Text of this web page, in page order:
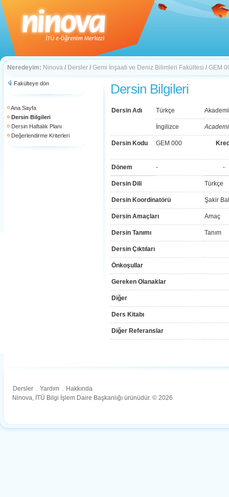
Neredeyim: Ninova / Dersler / Gemi İnşaatı ve Deniz Bilimleri Fakültesi / GEM
Fakülteye dön
Ana Sayfa
Dersin Bilgileri
Dersin Haftalık Planı
Değerlendirme Kriterleri
Dersin Bilgileri
Dersin Adı Türkçe
İngilizce
Dersin Kodu GEM 000
Dönem - -
Dersin Dili Türkçe
Dersin Koordinatörü Şakir Bal
Dersin Amaçları Amaç
Dersin Tanımı Tanım
Dersin Çıktıları
Önkoşullar
Gereken Olanaklar
Diğer
Ders Kitabı
Diğer Referanslar
Dersler . Yardım . Hakkında
Ninova, İTÜ Bilgi İşlem Daire Başkanlığı ürünüdür. © 2026